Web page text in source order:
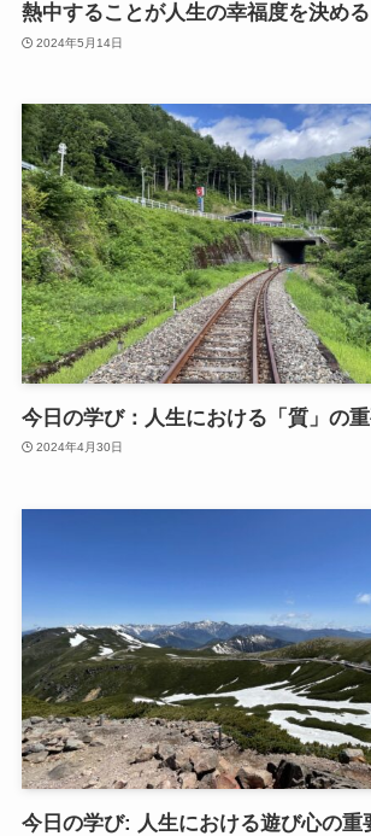
熱中することが人生の幸福度を決める
2024年5月14日
今日の学び：人生における「質」の
2024年4月30日
今日の学び: 人生における遊び心の重